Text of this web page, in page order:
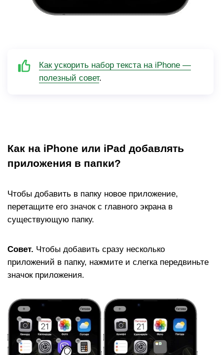
Как ускорить набор текста на iPhone —
полезный совет.
Как на iPhone или iPad добавлять
приложения в папки?
Чтобы добавить в папку новое приложение,
перетащите его значок с главного экрана в
существующую папку.
Совет. Чтобы добавить сразу несколько
приложений в папку, нажмите и слегка передвиньте
значок приложения.